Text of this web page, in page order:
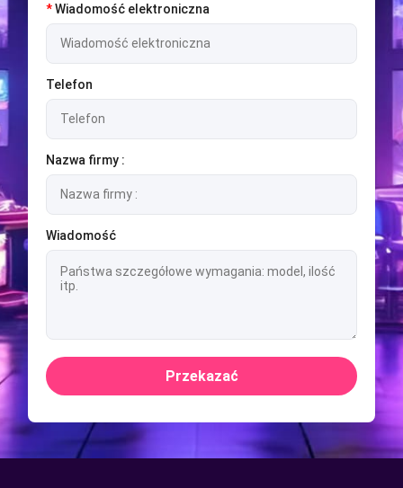
*Wiadomość elektroniczna
Telefon
Nazwa firmy :
Wiadomość
Przekazać